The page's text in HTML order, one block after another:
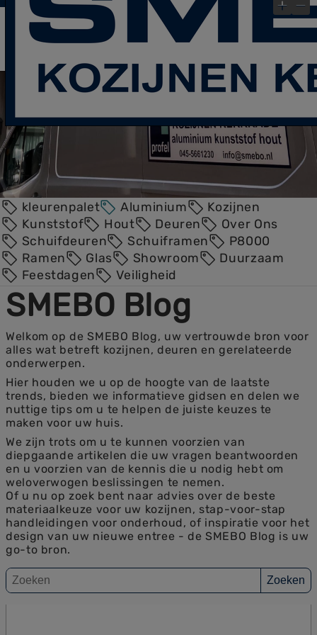
Bekijk gauw onze laatste Blog- Post! ×
kleurenpalet Aluminium
Kozijnen
Kunststof
Hout Deuren
Over Ons
Schuifdeuren
Schuiframen
P8000
Ramen
Glas Showroom
Duurzaam
Feestdagen
Veiligheid
SMEBO Blog
Welkom op de SMEBO Blog, uw vertrouwde bron voor
alles wat betreft kozijnen, deuren en gerelateerde
onderwerpen.
Hier houden we u op de hoogte van de laatste
trends, bieden we informatieve gidsen en delen we
nuttige tips om u te helpen de juiste keuzes te
maken voor uw huis.
We zijn trots om u te kunnen voorzien van
diepgaande artikelen die uw vragen beantwoorden
en u voorzien van de kennis die u nodig hebt om
weloverwogen beslissingen te nemen.
Of u nu op zoek bent naar advies over de beste
materiaalkeuze voor uw kozijnen, stap-voor-stap
handleidingen voor onderhoud, of inspiratie voor het
design van uw nieuwe entree - de SMEBO Blog is uw
go-to bron.
Zoeken